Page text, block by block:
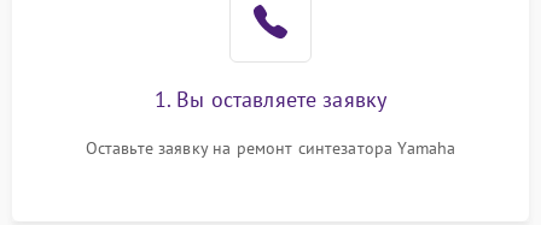
1. Вы оставляете заявку
Оставьте заявку на ремонт синтезатора Yamaha